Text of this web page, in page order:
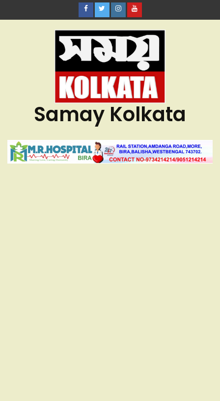
Samay Kolkata